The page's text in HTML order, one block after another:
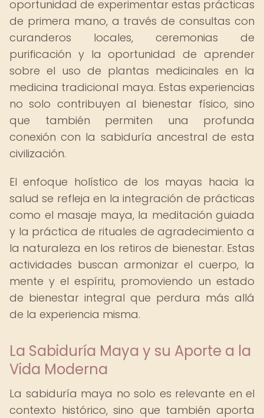
oportunidad de experimentar estas prácticas
de primera mano, a través de consultas con
curanderos locales, ceremonias de
purificación y la oportunidad de aprender
sobre el uso de plantas medicinales en la
medicina tradicional maya. Estas experiencias
no solo contribuyen al bienestar físico, sino
que también permiten una profunda
conexión con la sabiduría ancestral de esta
civilización.
El enfoque holístico de los mayas hacia la
salud se refleja en la integración de prácticas
como el masaje maya, la meditación guiada
y la práctica de rituales de agradecimiento a
la naturaleza en los retiros de bienestar. Estas
actividades buscan armonizar el cuerpo, la
mente y el espíritu, promoviendo un estado
de bienestar integral que perdura más allá
de la experiencia misma.
La Sabiduría Maya y su Aporte a la
Vida Moderna
La sabiduría maya no solo es relevante en el
contexto histórico, sino que también aporta